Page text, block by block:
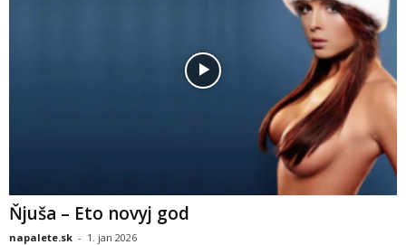
Ňjuša – Eto novyj god
napalete.sk - 1. jan 2026